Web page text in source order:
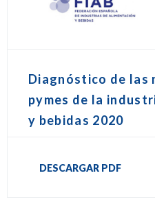
Diagnóstico de las
pymes de la
y bebidas 2020
DESCARGAR PDF